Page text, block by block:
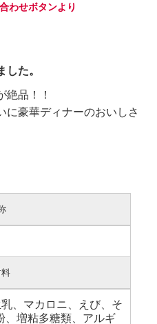
わせボタンより
た。
絶品！！
に豪華ディナーのおいしさ
料
、マカロニ、えび、そ
、増粘多糖類、アルギ